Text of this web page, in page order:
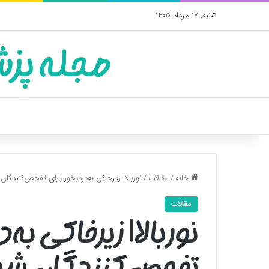
شنبه, 17 مرداد 1405
مجله
خانه/مقالات/نوربالا| زیرخاکی به‌دردبخور برای
مقالات
نوربالا| زیرخاکی